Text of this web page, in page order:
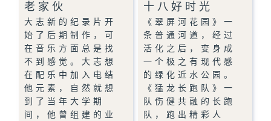
老家伙
大志新的纪录片开
始了后期制作，可
在音乐方面总是找
不到感觉。大志想
在配乐中加入电结
他元素，自然就想
到了当年大学期
间，他曾组建的业
十八好时光
《翠屏河花园》一
条普通河道，经过
活化之后，变身成
一个极之有现代感
的绿化近水公园。
《猛龙长跑队》一
队伤健共融的长跑
队，跑出精彩人